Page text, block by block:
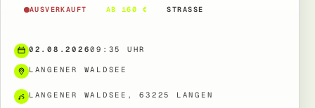
AUSVERKAUFT AB 160 € STRASSE
02.08.202609:35 UHR
LANGENER WALDSEE
LANGENER WALDSEE, 63225 LANGEN